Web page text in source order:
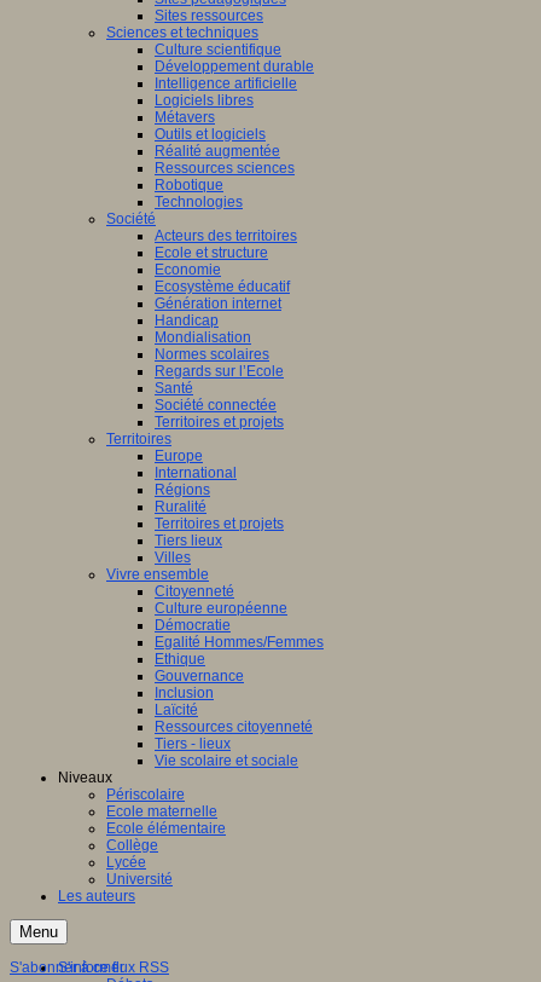
Sites ressources
Sciences et techniques
Culture scientifique
Développement durable
Intelligence artificielle
Logiciels libres
Métavers
Outils et logiciels
Réalité augmentée
Ressources sciences
Robotique
Technologies
Société
Acteurs des territoires
Ecole et structure
Economie
Ecosystème éducatif
Génération internet
Handicap
Mondialisation
Normes scolaires
Regards sur l’Ecole
Santé
Société connectée
Territoires et projets
Territoires
Europe
International
Régions
Ruralité
Territoires et projets
Tiers lieux
Villes
Vivre ensemble
Citoyenneté
Culture européenne
Démocratie
Egalité Hommes/Femmes
Ethique
Gouvernance
Inclusion
Laïcité
Ressources citoyenneté
Tiers - lieux
Vie scolaire et sociale
Niveaux
Périscolaire
Ecole maternelle
Ecole élémentaire
Collège
Lycée
Université
Les auteurs
Menu
S'informer
S'abonner à ce flux RSS